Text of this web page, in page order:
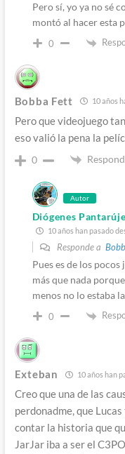
Pero sí, yo ya no sé
montó al hacer esta
0
Bobba Fett 10 años
Pero que videojuego
eso valió la pena la
0
Autor
Diógenes
10 años han pasado
Responde a
Pues es de los pocos
más que nada
menos no lo estaba
0
Exteban 10 años han
Creo que una de las
perdonadme, que
contar la historia que
JarJar iba a ser el